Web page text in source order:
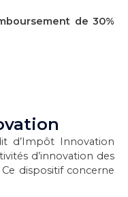
de 30%
d’Impôt Innovation
d’innovation des
dispositif concerne